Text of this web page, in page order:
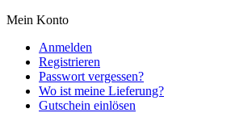
Mein Konto
Anmelden
Registrieren
Passwort vergessen?
Wo ist meine Lieferung?
Gutschein einlösen